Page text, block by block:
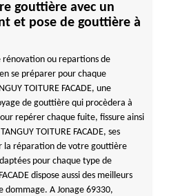
gouttière avec un
et pose de gouttière à
ou repartions de
se préparer pour chaque
TOITURE FACADE, une
de gouttière qui procèdera à
repérer chaque fuite, fissure ainsi
TOITURE FACADE, ses
la réparation de votre gouttière
pour chaque type de
dispose aussi des meilleurs
A Jonage 69330,